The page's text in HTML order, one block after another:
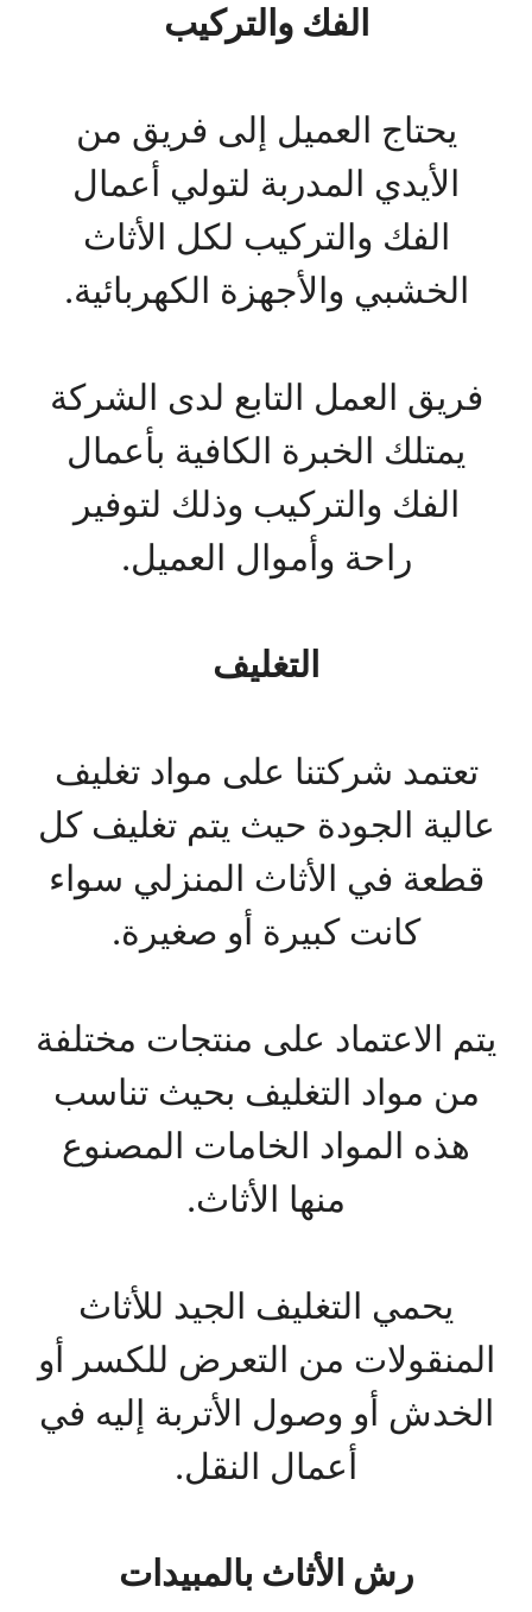
الفك والتركيب
يحتاج العميل إلى فريق من
الأيدي المدربة لتولي أعمال
الفك والتركيب لكل الأثاث
الخشبي والأجهزة الكهربائية.
فريق العمل التابع لدى الشركة
يمتلك الخبرة الكافية بأعمال
الفك والتركيب وذلك لتوفير
راحة وأموال العميل.
التغليف
تعتمد شركتنا على مواد تغليف
عالية الجودة حيث يتم تغليف كل
قطعة في الأثاث المنزلي سواء
كانت كبيرة أو صغيرة.
يتم الاعتماد على منتجات مختلفة
من مواد التغليف بحيث تناسب
هذه المواد الخامات المصنوع
منها الأثاث.
يحمي التغليف الجيد للأثاث
المنقولات من التعرض للكسر أو
الخدش أو وصول الأتربة إليه في
أعمال النقل.
رش الأثاث بالمبيدات